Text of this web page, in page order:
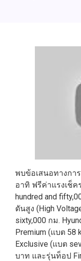
พบข้อเสนอทางกา
อาทิ ฟรีค่าแรงเช็ค
hundred and
ดันสูง (High
sixty,000 กม.
Premium (แบต 58
Exclusive (แบต
บาท และรุ่นท็อป